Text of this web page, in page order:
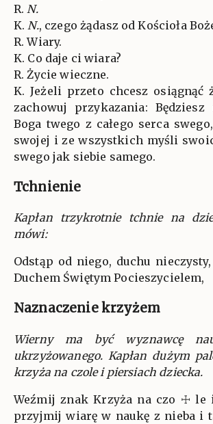
R. N.
K. N., czego żądasz od Kościoła
R. Wiary.
K. Co daje ci wiara?
R. Życie wieczne.
K. Jeżeli przeto chcesz osiągnąć
zachowuj przykazania: Będziesz
Boga twego z całego serca
swojej i ze wszystkich myśli
swego jak siebie samego.
Tchnienie
Kapłan trzykrotnie tchnie na
mówi:
Odstąp od niego, duchu
Duchem Świętym Pocieszycielem,
Naznaczenie krzyżem
Wierny ma być wyznawcę
ukrzyżowanego. Kapłan dużym
krzyża na czole i piersiach dziecka.
Weźmij znak Krzyża na czo ☩
przyjmij wiarę w naukę z nieba i